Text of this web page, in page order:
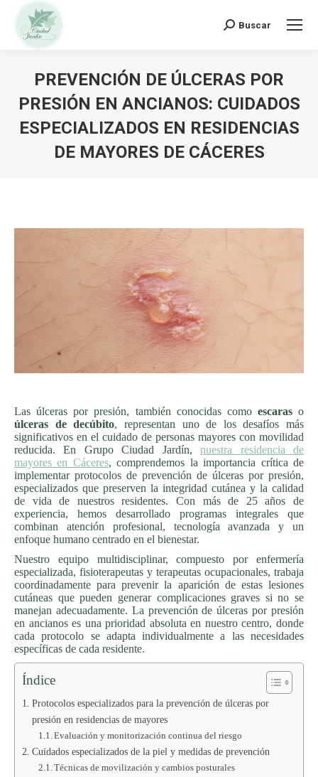
Buscar:
Buscar
PREVENCIÓN DE ÚLCERAS POR
PRESIÓN EN ANCIANOS: CUIDADOS
ESPECIALIZADOS EN RESIDENCIAS
DE MAYORES DE CÁCERES
Las úlceras por presión, también conocidas como escaraso
úlceras de decúbito, representan uno de los desafíos más
significativos en el cuidado de personas mayores con movilidad
reducida. En Grupo Ciudad Jardín,nuestra residencia de
mayores en Cáceres, comprendemos la importancia crítica de
implementar protocolos de prevención de úlceras por presión,
especializados que preserven la integridad cutánea y la calidad
de vida de nuestros residentes. Con más de 25 años de
experiencia, hemos desarrollado programas integrales que
combinan atención profesional, tecnología avanzada y un
enfoque humano centrado en el bienestar.
Nuestro equipo multidisciplinar, compuesto por enfermería
especializada, fisioterapeutas y terapeutas ocupacionales, trabaja
coordinadamente para prevenir la aparición de estas lesiones
cutáneas que pueden generar complicaciones graves si no se
manejan adecuadamente. La prevención de úlceras por presión
en ancianos es una prioridad absoluta en nuestro centro, donde
cada protocolo se adapta individualmente a las necesidades
específicas de cada residente.
Índice
Protocolos especializados para la prevención de úlceras por
presión en residencias de mayores
Evaluación y monitorización continua del riesgo
Cuidados especializados de la piel y medidas de prevención
Técnicas de movilización y cambios posturales